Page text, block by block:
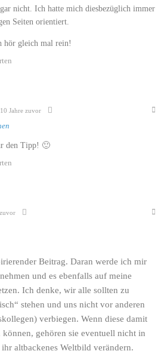
nicht. Ich hatte mich diesbezüglich immer
Seiten orientiert.
hör gleich mal rein!
10 Jahre zuvor
den Tipp! 🙂
Beitrag. Daran werde ich mir
und es ebenfalls auf meine
Ich denke, wir alle sollten zu
stehen und uns nicht vor anderen
verbiegen. Wenn diese damit
gehören sie eventuell nicht in
altbackenes Weltbild verändern.